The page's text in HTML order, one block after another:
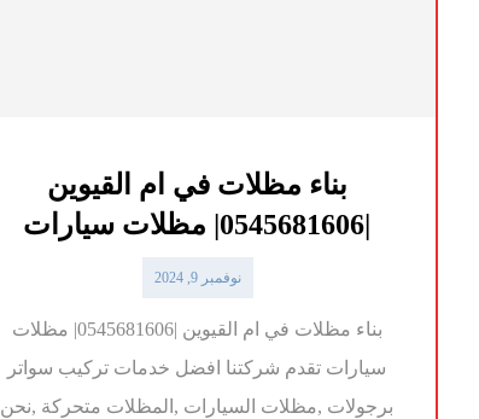
بناء مظلات في ام القيوين
نوفمبر 9, 2024
بناء مظلات في ام القيوين |0545681606| مظلات
سيارات تقدم شركتنا افضل خدمات تركيب سواتر
برجولات ,مظلات السيارات ,المظلات متحركة ,نحن